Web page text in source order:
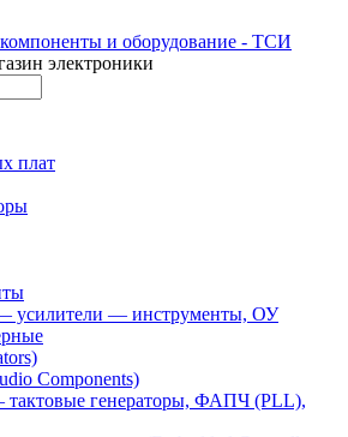
электроники
плат
усилители — инструменты, ОУ
Components)
тактовые генераторы, ФАПЧ (PLL),